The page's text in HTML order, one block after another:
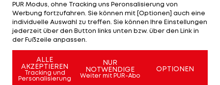
das letzte Hemd geben muss."
Neben dem beruhigenden Zeitvorsprung nach
den ersten rund 58 Fahrsekunden stellten die
eigenen Fans, die das legendäre Zielstadion am
Chuenisbärgli erneut zum beben brachten, für
den 26-Jährigen ebenso einen entscheidenden
PUR Modus, ohne Tracking uns Peronsalisierung von
Werbung fortzufahren. Sie können mit [Optionen] auch eine
individuelle Auswahl zu treffen. Sie können Ihre Einstellungen
jederzeit über den Button links unten bzw. über den Link in
der Fußzeile anpassen.
ALLE
AKZEPTIEREN
Tracking und
Personalisierung
NUR
NOTWENDIGE
Weiter mit PUR-Abo
OPTIONEN